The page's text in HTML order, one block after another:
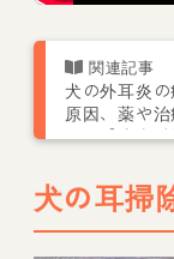
犬の外耳炎
原因、薬や
は？【皮膚
犬の耳掃